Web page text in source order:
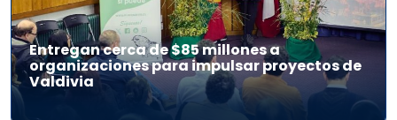
Entregan cerca de $85 millones a
organizaciones para impulsar proyectos de
Valdivia